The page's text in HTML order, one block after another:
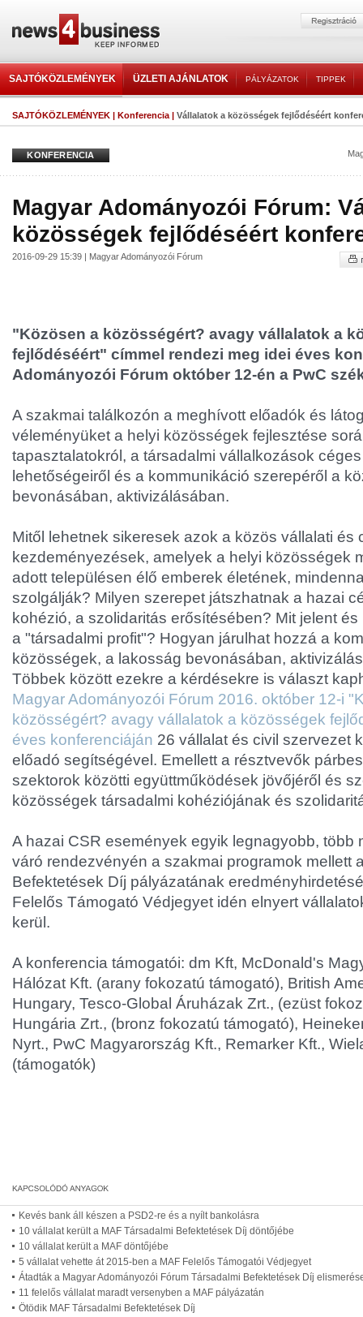
SAJTÓKÖZLEMÉNYEK ÜZLETI AJÁNLATOK PÁLYÁZATOK TIPPEK
SAJTÓKÖZLEMÉNYEK | Konferencia | Vállalatok a közösségek fejlődéséért
KONFERENCIA
Magyar Adományozói Fórum:
közösségek fejlődéséért
2016-09-29 15:39 | Magyar Adományozói Fórum
"Közösen a közösségért? avagy vállalatok a
fejlődéséért" címmel rendezi meg idei éves
Adományozói Fórum október 12-én a PwC
A szakmai találkozón a meghívott előadók és
véleményüket a helyi közösségek fejlesztése
tapasztalatokról, a társadalmi vállalkozások
lehetőségeiről és a kommunikáció szerepéről a
bevonásában, aktivizálásában.
Mitől lehetnek sikeresek azok a közös vállalati és
kezdeményezések, amelyek a helyi közösségek
adott településen élő emberek életének,
szolgálják? Milyen szerepet játszhatnak a hazai
kohézió, a szolidaritás erősítésében? Mit jelent
a "társadalmi profit"? Hogyan járulhat hozzá a
közösségek, a lakosság bevonásában,
Többek között ezekre a kérdésekre is választ
Magyar Adományozói Fórum 2016. október 12-i
közösségért? avagy vállalatok a közösségek
éves konferenciáján 26 vállalat és civil szervezet
előadó segítségével. Emellett a résztvevők
szektorok közötti együttműködések jövőjéről és
közösségek társadalmi kohéziójának és
A hazai CSR események egyik legnagyobb, több
váró rendezvényén a szakmai programok mellett
Befektetések Díj pályázatának
Felelős Támogató Védjegyet idén elnyert
kerül.
A konferencia támogatói: dm Kft, McDonald's
Hálózat Kft. (arany fokozatú támogató), British
Hungary, Tesco-Global Áruházak Zrt., (ezüst
Hungária Zrt., (bronz fokozatú támogató),
Nyrt., PwC Magyarország Kft., Remarker Kft.,
(támogatók)
Kevés bank áll készen a PSD2-re és a nyílt bankolásra
10 vállalat került a MAF Társadalmi Befektetések Díj döntőjébe
10 vállalat került a MAF döntőjébe
5 vállalat vehette át 2015-ben a MAF Felelős Támogatói Védjegyet
Átadták a Magyar Adományozói Fórum Társadalmi Befektetések Díj
11 felelős vállalat maradt versenyben a MAF pályázatán
Ötödik MAF Társadalmi Befektetések Díj